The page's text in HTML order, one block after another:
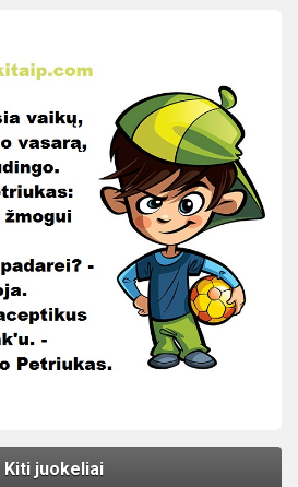
Kiti juokeliai